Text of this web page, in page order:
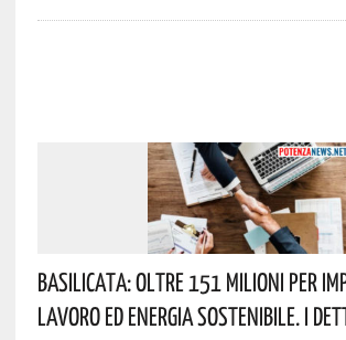
Basilicata: Oltre 151 Milioni Per
Lavoro Ed Energia Sostenibile. I